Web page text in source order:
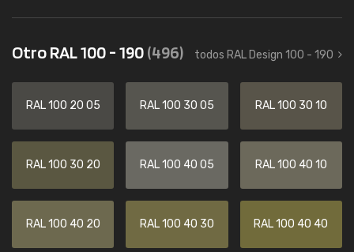
Otro RAL 100 - 190(496) todos RAL Design 100 - 190
RAL 100 20 05 RAL 100 30 05 RAL 100 30 10
RAL 100 30 20 RAL 100 40 05 RAL 100 40 10
RAL 100 40 20 RAL 100 40 30 RAL 100 40 40